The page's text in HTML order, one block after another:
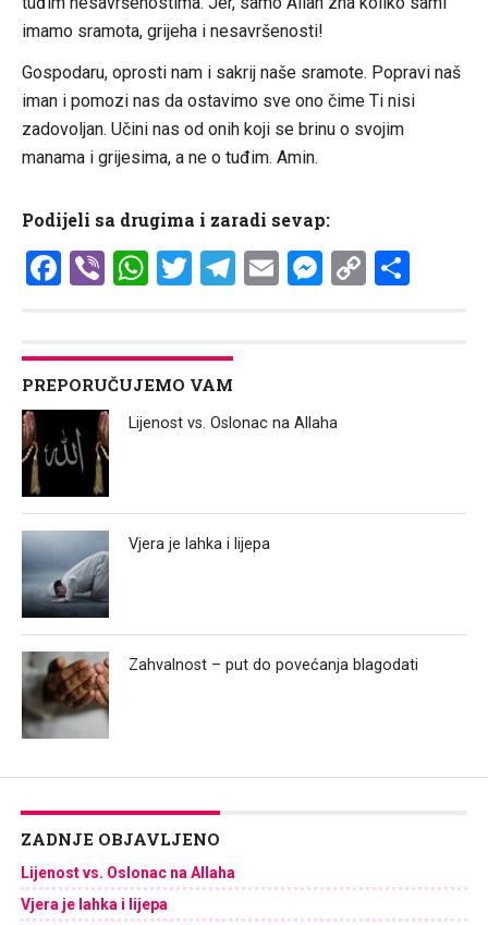
imamo sramota, grijeha i nesavršenosti!
Gospodaru, oprosti nam i sakrij naše sramote. Popravi naš
iman i pomozi nas da ostavimo sve ono čime Ti nisi
zadovoljan. Učini nas od onih koji se brinu o svojim
manama i grijesima, a ne o tuđim. Amin.
Podijeli sa drugima i zaradi sevap:
Facebook
ViberWhatsApp
Twitter
Telegram
EmailCopy
PREPORUČUJEMO VAM
Lijenost vs. Oslonac na Allaha
Vjera je lahka i lijepa
Zahvalnost – put do povećanja blagodati
ZADNJE OBJAVLJENO
Lijenost vs. Oslonac na Allaha
Vjera je lahka i lijepa